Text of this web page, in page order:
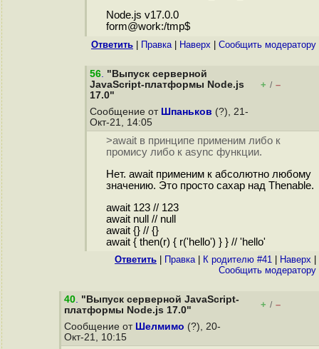
Node.js v17.0.0
form@work:/tmp$
Ответить Правка| Наверх Cообщить модератору
56. "Выпуск серверной
JavaScript-платформы Node.js
17.0"
+ / –
Сообщение от Шпаньков (?), 21-
Окт-21, 14:05
>await в принципе применим либо к
промису либо к async функции.
Нет. await применим к абсолютно любому
значению. Это просто сахар над Thenable.
await 123 // 123
await null // null
await {} // {}
await { then(r) { r('hello') } } // 'hello'
Ответить Правка| К родителю #41 Наверх
Cообщить модератору
40. "Выпуск серверной JavaScript-
платформы Node.js 17.0"
+ / –
Сообщение от Шелмимо (?), 20-
Окт-21, 10:15